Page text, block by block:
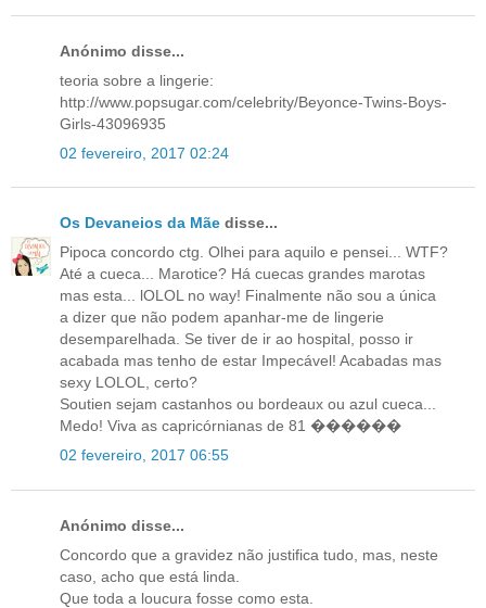
Anónimo disse...
teoria sobre a lingerie:
http://www.popsugar.com/celebrity/Beyonce-Twins-Boys-
Girls-43096935
02 fevereiro, 2017 02:24
Os Devaneios da Mãe disse...
Pipoca concordo ctg. Olhei para aquilo e pensei... WTF?
Até a cueca... Marotice? Há cuecas grandes marotas
mas esta... lOLOL no way! Finalmente não sou a única
a dizer que não podem apanhar-me de lingerie
desemparelhada. Se tiver de ir ao hospital, posso ir
acabada mas tenho de estar Impecável! Acabadas mas
sexy LOLOL, certo?
Soutien sejam castanhos ou bordeaux ou azul cueca...
Medo! Viva as capricórnianas de 81 ������
02 fevereiro, 2017 06:55
Anónimo disse...
Concordo que a gravidez não justifica tudo, mas, neste
caso, acho que está linda.
Que toda a loucura fosse como esta.